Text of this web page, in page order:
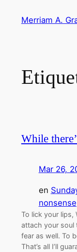
Merriam A.
While
Mar 26,
en
nonsense
To lick your lips,
attach your soul
fear as well. To
That’s all I’ll